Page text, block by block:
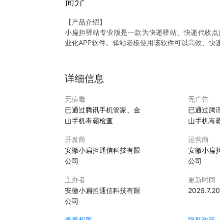
【产品介绍】
小扁担驿站专业版是一款为快递驿站、快递代收
业化APP软件。驿站老板使用该软件可以高效、快
支持扫码、手动入库，支持包裹数据上传快递公司
2、取件通知
支持短信、群呼、微信等多种通知方式，支持同
3、隐私面单代发
支持8家快递以及5家电商平台，隐私面单短信代发
4、库存管理
支持同时保存出、入库拍摄面单，出库支持保存
高派件效率。
5、快递出库
支持运单号、手机号、货号等出库方式；同个手机
6、查件服务
支持手机号、运单号、货号和姓名进行查询服务。
7、数据统计
可展示站点代收业务数据，让用户清楚，直观，便
8、标签打印
详细信息
无病毒
已通过腾讯手机管家、金
山手机毒霸检查
无广告
已通过腾
山手机毒
开发商
安徽小扁担通信科技有限
公司
运营商
安徽小扁
公司
主办者
安徽小扁担通信科技有限
公司
更新时间
2026.7.20